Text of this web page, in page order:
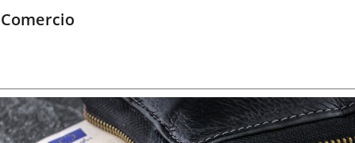
Comercio